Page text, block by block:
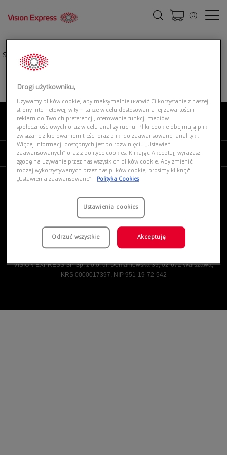
(0)
Strona główna|
O NAS
MOJE VISION EXPRESS
PRODUKTY I USŁUGI
VISION EXPRESS SP Sp. z o.o. ul. Domaniewska 39, 02-672 Warszawa,
KRS 0000017397, NIP 951-19-72-542
Drogi użytkowniku,
Używamy plików cookie, aby maksymalnie ułatwić Ci korzystanie z naszej
strony internetowej, w tym także w celu dostosowania jej zawartości i
reklam do Twoich preferencji, oferowania funkcji mediów
społecznościowych oraz w celu analizy ruchu. Pliki cookie obejmują pliki
związane z kierowaniem treści oraz pliki do zaawansowanej analityki.
Więcej informacji dostępnych jest po rozwinięciu „Ustawień
zaawansowanych” oraz z polityce cookies. Klikając Akceptuj, wyrażasz
zgodę na używanie przez nas wszystkich plików cookie. Aby zmienić
rodzaj wykorzystywanych przez nas plików cookie, prosimy kliknąć
„Ustawienia zaawansowane”.
Polityka Cookies
Ustawienia cookies
Odrzuć wszystkie Akceptuję